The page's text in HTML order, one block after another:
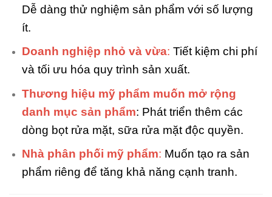
Dễ dàng thử nghiệm sản phẩm với số lượng
ít.
Doanh nghiệp nhỏ và vừa: Tiết kiệm chi phí
và tối ưu hóa quy trình sản xuất.
Thương hiệu mỹ phẩm muốn mở rộng
danh mục sản phẩm: Phát triển thêm các
dòng bọt rửa mặt, sữa rửa mặt độc quyền.
Nhà phân phối mỹ phẩm: Muốn tạo ra sản
phẩm riêng để tăng khả năng cạnh tranh.